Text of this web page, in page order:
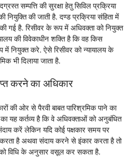
सम्पत्ति की सुरक्षा हेतु सिविल प्रक्रिया
नियुक्ति की जाती है. दण्ड प्रक्रिया संहिता में
गई है. रिसीवर के रूप में अधिवक्ता को नियुक्त
की विवेकाधीन शक्ति है कि वह किस
में नियुक्त करे. ऐसे रिसीवर को न्यायालय के
भी दिलाया जाता है.
करने का अधिकार
की ओर से पैरवी बाबत पारिश्रमिक पाने का
का यह कर्तव्य है कि वे अधिवक्ताओं को अनुबंधित
करें लेकिन यदि कोई पक्षकार समय पर
करता है अथवा संदाय करने से इंकार करता है तो
को विधि के अनुसार वसूल कर सकता है.